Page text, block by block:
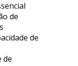
de
de
de